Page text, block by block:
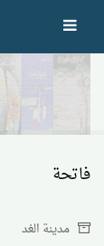
Skip
to
content
فاتحة
مدينة الغد